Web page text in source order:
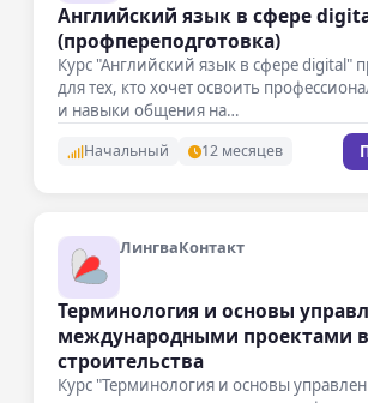
Английский язык в сфере
(профпереподготовка)
Курс "Английский язык в сфере digital"
для тех, кто хочет освоить
и навыки общения на…
Начальный 12 месяцев
ЛингваКонтакт
Терминология и основы
международными проектами
строительства
Курс "Терминология и основы